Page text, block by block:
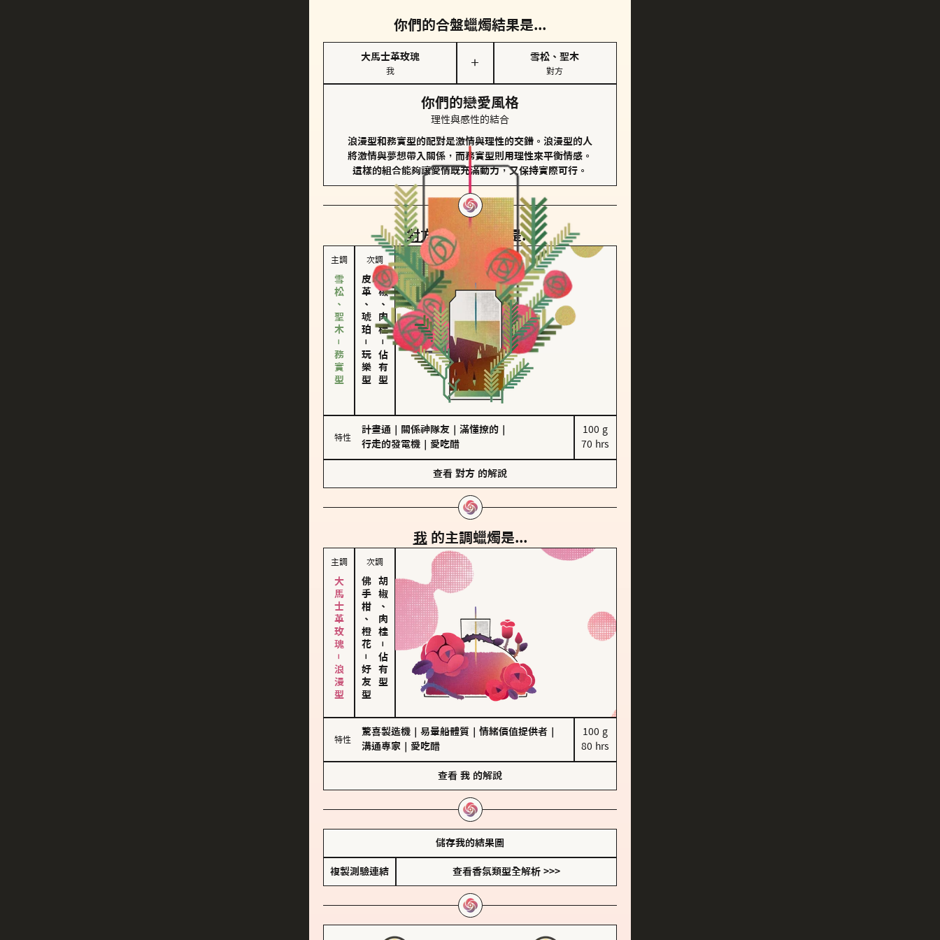
你們的合盤蠟燭結果是...
大馬士革玫瑰
我
＋
雪松、聖木
對方
你們的戀愛風格
理性與感性的結合
浪漫型和務實型的配對是激情與理性的交錯。浪漫型的人
將激情與夢想帶入關係，而務實型則用理性來平衡情感。
這樣的組合能夠讓愛情既充滿動力，又保持實際可行。
對方的主調蠟燭是...
主調
雪松、聖木－務實型
次調
皮革、琥珀
－
玩樂型
胡椒、肉桂
－
佔有型
特性
計畫通 關係神隊友 滿懂撩的
行走的發電機
愛吃醋
100 g
70 hrs
查看 對方 的解說
我 的主調蠟燭是...
主調
大馬士革玫瑰－浪漫型
次調
佛手柑、橙花
－
好友型
胡椒、肉桂
－
佔有型
特性
驚喜製造機 易暈船體質 情緒價值提供者
溝通專家
愛吃醋
100 g
80 hrs
查看 我 的解說
儲存我的結果圖
複製測驗連結 查看香氛類型全解析 >>>